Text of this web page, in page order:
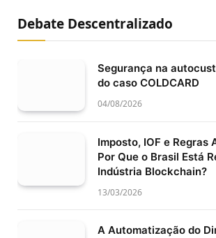
Debate Descentralizado
Segurança na
do caso COLDCARD
04/08/2026
Imposto, IOF e Regras
Por Que o Brasil Está
Indústria Blockchain?
13/03/2026
A Automatização do